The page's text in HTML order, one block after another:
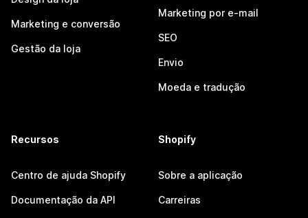
Marketing e conversão
Gestão da loja
Marketing por e-mail
SEO
Envio
Moeda e tradução
Recursos
Centro de ajuda Shopify
Documentação da API
Shopify
Sobre a aplicação
Carreiras